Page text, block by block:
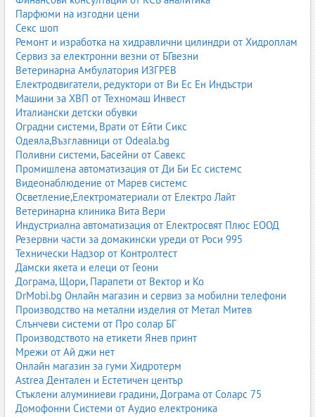
Парфюми на изгодни цени
Секс шоп
Ремонт и изработка на хидравлични цилиндри от Хидроплам
Сервиз за електронни везни от БГвезни
Ветеринарна Амбулатория ИЗГРЕВ
Електродвигатели, редуктори от Ви Ес Ен Индъстри
Машини за ХВП от Техномаш Инвест
Италиански детски обувки
Оградни системи, Врати от Ейти Сикс
Одеяла,Възглавници от Odeala.bg
Поливни системи, Басейни от Савекс
Промишлена автоматизация от Ди Би Ес системс
Видеонаблюдение от Марев системс
Осветление,Електроматериали от Електро Лайт
Ветеринарна клиника Вита Вери
Индустриална автоматизация от Електросвят Плюс ЕООД
Резервни части за домакински уреди от Роси 995
Технически Надзор от Контролтест
Дамски якета и елеци от Геони
Дограма, Щори, Парапети от Вектор и Ко
DrMobi.bg Онлайн магазин и сервиз за мобилни телефони
Производство на метални изделия от Метал Митев
Слънчеви системи от Про солар БГ
Производството на етикети Янев принт
Мрежи от Ай джи нет
Онлайн магазин за гуми Хидротерм
Astrea Дентален и Естетичен център
Стъклени алуминиеви градини, Дограма от Соларс 75
Домофонни Системи от Аудио електроника